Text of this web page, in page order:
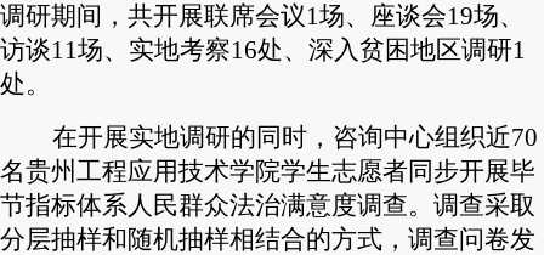
调研期间，共开展联席会议1场、座谈会19场、
访谈11场、实地考察16处、深入贫困地区调研1
处。
在开展实地调研的同时，咨询中心组织近70
名贵州工程应用技术学院学生志愿者同步开展毕
节指标体系人民群众法治满意度调查。调查采取
分层抽样和随机抽样相结合的方式，调查问卷发